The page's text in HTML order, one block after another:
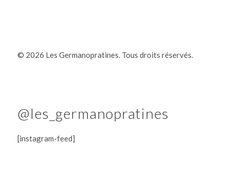
© 2026 Les Germanopratines. Tous droits réservés.
@les_germanopratines
[instagram-feed]